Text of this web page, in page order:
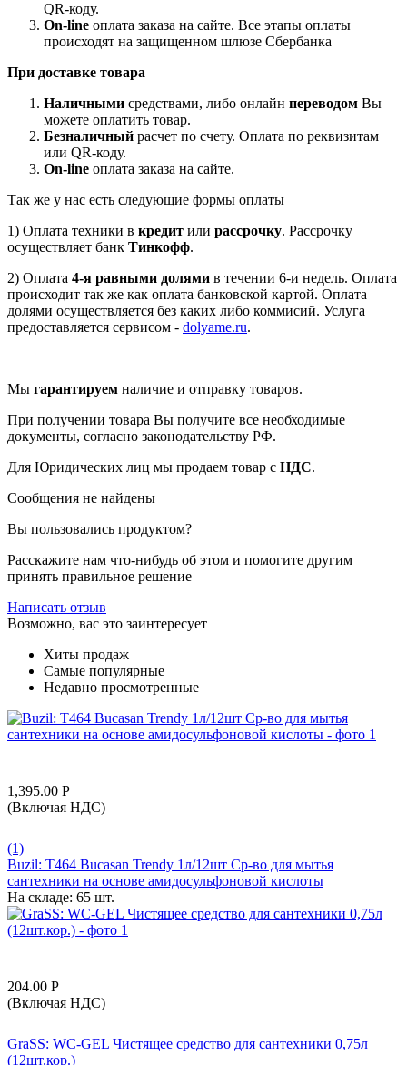
QR-коду.
On-line оплата заказа на сайте. Все этапы оплаты
происходят на защищенном шлюзе Сбербанка
При доставке товара
Наличными средствами, либо онлайн переводом Вы
можете оплатить товар.
Безналичный расчет по счету. Оплата по реквизитам
или QR-коду.
On-line оплата заказа на сайте.
Так же у нас есть следующие формы оплаты
1) Оплата техники в кредит или рассрочку. Рассрочку
осуществляет банк Тинкофф.
2) Оплата 4-я равными долями в течении 6-и недель. Оплата
происходит так же как оплата банковской картой. Оплата
долями осуществляется без каких либо коммисий. Услуга
предоставляется сервисом - dolyame.ru.
Мы гарантируем наличие и отправку товаров.
При получении товара Вы получите все необходимые
документы, согласно законодательству РФ.
Для Юридических лиц мы продаем товар с НДС.
Сообщения не найдены
Вы пользовались продуктом?
Расскажите нам что-нибудь об этом и помогите другим
принять правильное решение
Написать отзыв
Возможно, вас это заинтересует
Хиты продаж
Самые популярные
Недавно просмотренные
1,395.00 Р
(Включая НДС)
(1)
Buzil: T464 Bucasan Trendy 1л/12шт Ср-во для мытья
сантехники на основе амидосульфоновой кислоты
На складе: 65 шт.
204.00 Р
(Включая НДС)
GraSS: WC-GEL Чистящее средство для сантехники 0,75л
(12шт.кор.)